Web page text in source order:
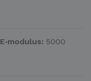
E‑modulus: 5000